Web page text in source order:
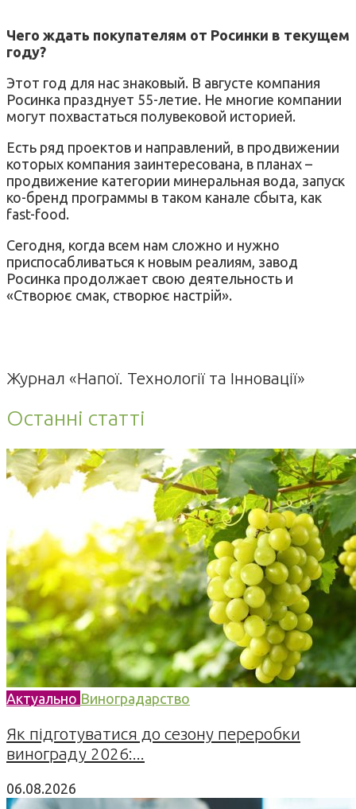
Чего ждать покупателям от Росинки в текущем
году?
Этот год для нас знаковый. В августе компания
Росинка празднует 55-летие. Не многие компании
могут похвастаться полувековой историей.
Есть ряд проектов и направлений, в продвижении
которых компания заинтересована, в планах –
продвижение категории минеральная вода, запуск
ко-бренд программы в таком канале сбыта, как
fast-food.
Сегодня, когда всем нам сложно и нужно
приспосабливаться к новым реалиям, завод
Росинка продолжает свою деятельность и
«Створює смак, створює настрій».
Журнал «Напої. Технології та Інновації»
Останні статті
Актуально Виноградарство
Як підготуватися до сезону переробки
винограду 2026:...
06.08.2026